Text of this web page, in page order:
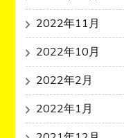
2022年11月
2022年10月
2022年2月
2022年1月